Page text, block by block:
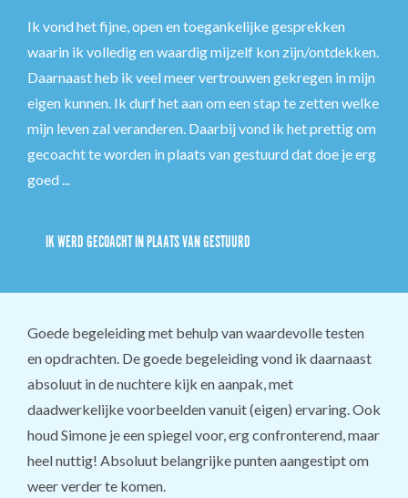
Ik vond het fijne, open en toegankelijke gesprekken
waarin ik volledig en waardig mijzelf kon zijn/ontdekken.
Daarnaast heb ik veel meer vertrouwen gekregen in mijn
eigen kunnen. Ik durf het aan om een stap te zetten welke
mijn leven zal veranderen. Daarbij vond ik het prettig om
gecoacht te worden in plaats van gestuurd dat doe je erg
goed ...
IK WERD GECOACHT IN PLAATS VAN GESTUURD
Goede begeleiding met behulp van waardevolle testen
en opdrachten. De goede begeleiding vond ik daarnaast
absoluut in de nuchtere kijk en aanpak, met
daadwerkelijke voorbeelden vanuit (eigen) ervaring. Ook
houd Simone je een spiegel voor, erg confronterend, maar
heel nuttig! Absoluut belangrijke punten aangestipt om
weer verder te komen.